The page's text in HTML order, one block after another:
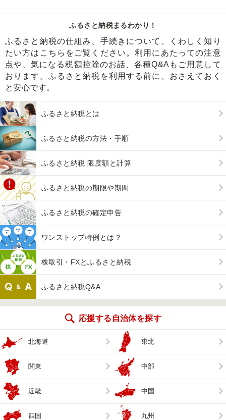
ふるさと納税まるわかり！
ふるさと納税の仕組み、手続きについて、くわしく知り
たい方はこちらをご覧ください。利用にあたっての注意
点や、気になる税額控除のお話、各種Q&Aもご用意して
おります。ふるさと納税を利用する前に、おさえておく
と安心です。
ふるさと納税とは
ふるさと納税の方法・手順
ふるさと納税 限度額と計算
ふるさと納税の期限や期間
ふるさと納税の確定申告
ワンストップ特例とは？
株取引・FXとふるさと納税
ふるさと納税Q&A
応援する自治体を探す
北海道 東北
関東 中部
近畿 中国
四国 九州